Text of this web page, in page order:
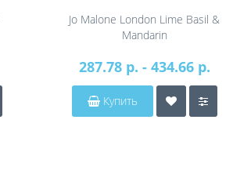
Jo Malone London Lime Basil &
Mandarin
287.78 р. - 434.66 р.
Купить